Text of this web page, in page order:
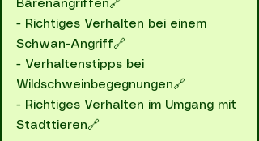
Bärenangriffen🔗
- Richtiges Verhalten bei einem
Schwan-Angriff🔗
- Verhaltenstipps bei
Wildschweinbegegnungen🔗
- Richtiges Verhalten im Umgang mit
Stadttieren🔗